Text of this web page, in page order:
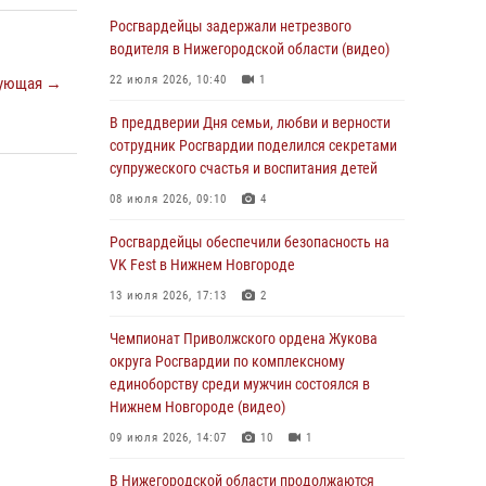
→
Росгвардии «по горячим следам» задержали
правонарушителя за стрельбу
17 июля 2026, 05:17
В Нижегородской области продолжаются
мероприятия в рамках всероссийской
ведомственной акции «Каникулы с
Росгвардейцы обеспечили безопасность на
VK Fest в Нижнем Новгороде
Нижегородские росгвардейцы за
прошедшую неделю выезжали более 750 раз
по сигналу «тревога»
13 июля 2026, 06:45
Росгвардейцы предотвратили серию краж в
Росгвардейцы задержали нетрезвого
водителя в Нижегородской области (видео)
22 июля 2026, 10:40 1
В преддверии Дня семьи, любви и верности
сотрудник Росгвардии поделился секретами
супружеского счастья и воспитания детей
08 июля 2026, 09:10 4
Росгвардейцы обеспечили безопасность на
VK Fest в Нижнем Новгороде
13 июля 2026, 17:13 2
Чемпионат Приволжского ордена Жукова
округа Росгвардии по комплексному
единоборству среди мужчин состоялся в
Нижнем Новгороде (видео)
09 июля 2026, 14:07 10 1
В Нижегородской области продолжаются